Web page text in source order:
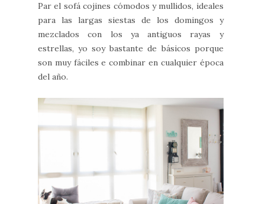
Par el sofá cojines cómodos y mullidos, ideales
para las largas siestas de los domingos y
mezclados con los ya antiguos rayas y
estrellas, yo soy bastante de básicos porque
son muy fáciles e combinar en cualquier época
del año.